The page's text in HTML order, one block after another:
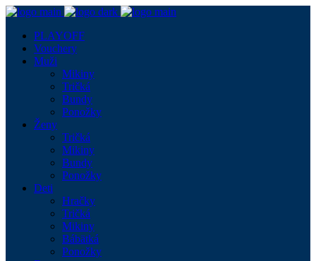
PLAYOFF
Vouchery
Muži
Mikiny
Tričká
Bundy
Ponožky
Ženy
Tričká
Mikiny
Bundy
Ponožky
Deti
Hračky
Tričká
Mikiny
Bábätká
Ponožky